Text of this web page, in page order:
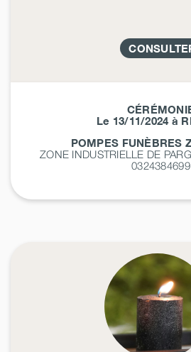
Le 13/11/2024 à
POMPES FUNÈBRES
ZONE INDUSTRIELLE DE
0324384699